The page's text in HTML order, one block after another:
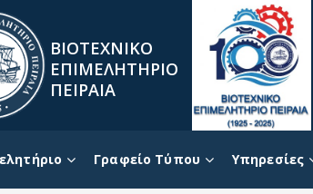
ΒΙΟΤΕΧΝΙΚΟ
ΕΠΙΜΕΛΗΤΗΡΙΟ
ΠΕΙΡΑΙΑ
Γραφείο Τύπου Υπηρεσίες